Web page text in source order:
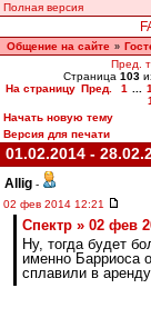
Полная версия
Общение на сайте »
Пред.
Страница 103
На страницу Пред. 1
Начать новую тему
Версия для печати
01.02.2014 -
Allig -
02 фев 2014 12:21
Спектр » 02 фев
Ну, тогда будет
именно Барриоса
сплавили в